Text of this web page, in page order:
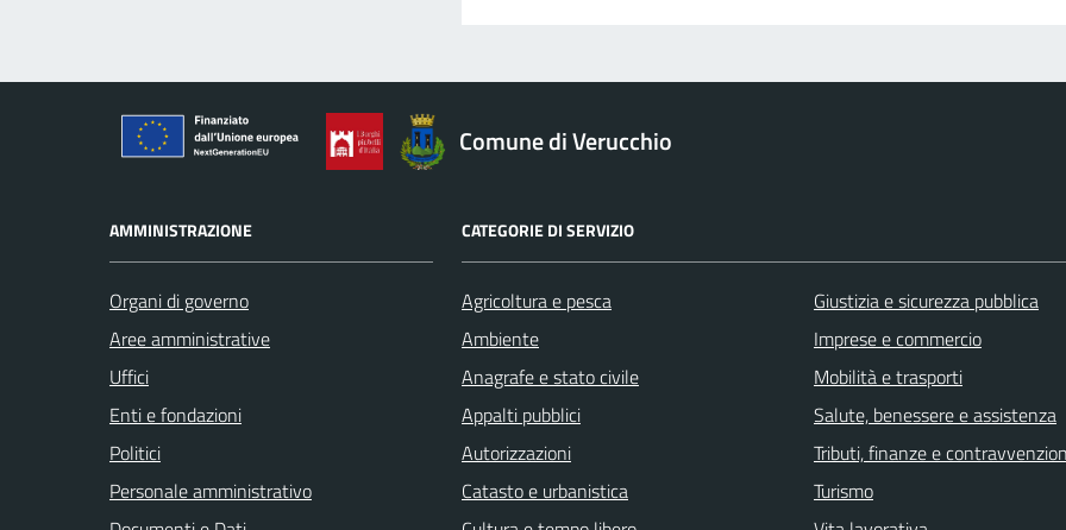
Comune di Verucchio
AMMINISTRAZIONE
Organi di governo
Aree amministrative
Uffici
Enti e fondazioni
Politici
Personale amministrativo
CATEGORIE DI SERVIZIO
Agricoltura e pesca
Ambiente
Anagrafe e stato civile
Appalti pubblici
Autorizzazioni
Catasto e urbanistica
Giustizia e sicurezza pubblica
Imprese e commercio
Mobilità e trasporti
Salute, benessere e assistenza
Tributi, finanze e
Turismo